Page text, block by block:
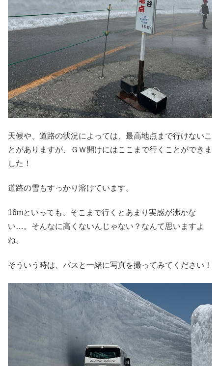
天候や、道路の状況によっては、最高地点まで行けないこ
とがありますが、ＧＷ開けにはここまで行くことができま
した！
道路の雪もすっかり溶けています。
16mといっても、そこまで行くとあまり実感が沸かな
い…。そんなに高くないんじゃない？なんて思いますよ
ね。
そういう時は、バスと一緒に写真を撮ってみてください！